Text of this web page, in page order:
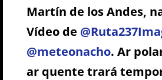
Martín de los Andes,
Vídeo de
@meteonacho. Ar
ar quente trará